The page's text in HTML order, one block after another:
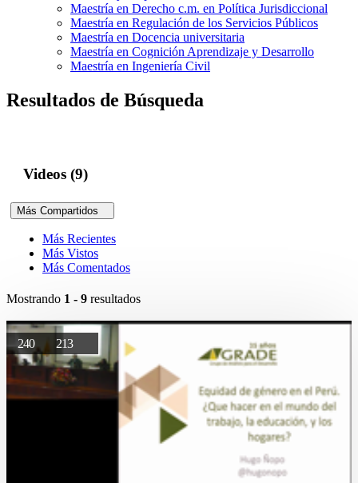
Maestría en Derecho c.m. en Política Jurisdiccional
Maestría en Regulación de los Servicios Públicos
Maestría en Docencia universitaria
Maestría en Cognición Aprendizaje y Desarrollo
Maestría en Ingeniería Civil
Resultados de Búsqueda
Videos (9)
Más Compartidos
Más Recientes
Más Vistos
Más Comentados
Mostrando 1 - 9 resultados
240 213